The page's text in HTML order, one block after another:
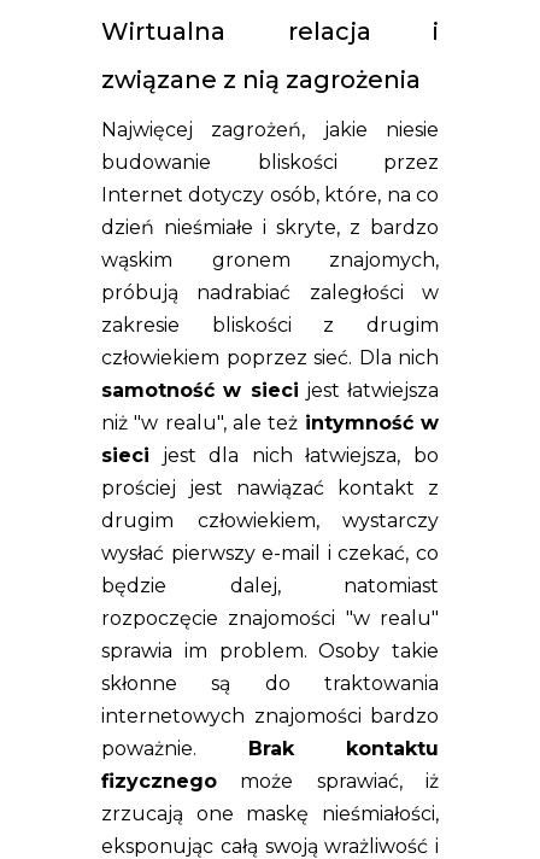
Wirtualna relacja i
związane z nią zagrożenia
Najwięcej zagrożeń, jakie niesie
budowanie bliskości przez
Internet dotyczy osób, które, na co
dzień nieśmiałe i skryte, z bardzo
wąskim gronem znajomych,
próbują nadrabiać zaległości w
zakresie bliskości z drugim
człowiekiem poprzez sieć. Dla nich
samotność w sieci jest łatwiejsza
niż "w realu", ale też intymność w
sieci jest dla nich łatwiejsza, bo
prościej jest nawiązać kontakt z
drugim człowiekiem, wystarczy
wysłać pierwszy e-mail i czekać, co
będzie dalej, natomiast
rozpoczęcie znajomości "w realu"
sprawia im problem. Osoby takie
skłonne są do traktowania
internetowych znajomości bardzo
poważnie. Brak kontaktu
fizycznego może sprawiać, iż
zrzucają one maskę nieśmiałości,
eksponując całą swoją wrażliwość i